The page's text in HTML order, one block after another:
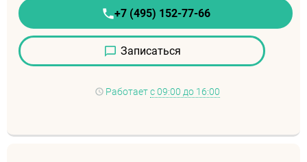
+7 (495) 152-77-66
Записаться
Работает с 09:00 до 16:00